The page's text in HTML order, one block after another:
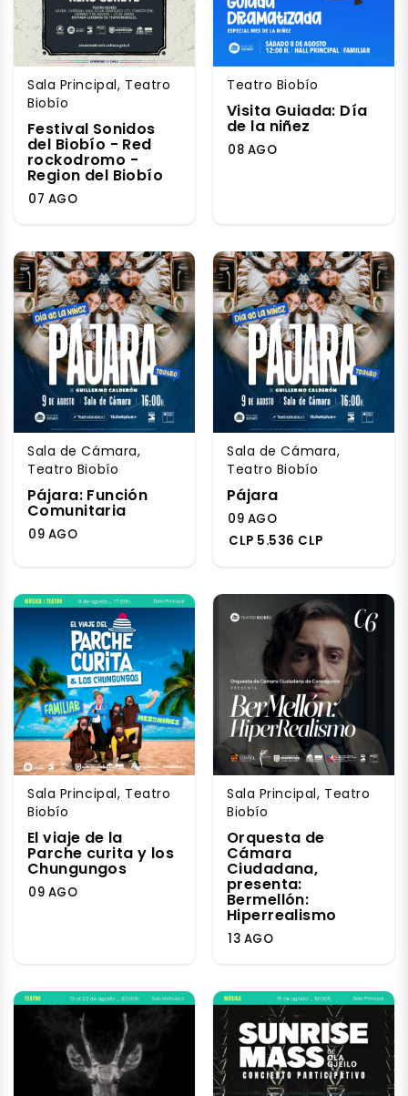
Sala Principal, Teatro
Biobío
Festival Sonidos
del Biobío - Red
rockodromo -
Region del Biobío
07 AGO
Teatro Biobío
Visita Guiada: Día
de la niñez
08 AGO
Sala de Cámara,
Teatro Biobío
Pájara: Función
Comunitaria
09 AGO
Sala de Cámara,
Teatro Biobío
Pájara
09 AGO
CLP 5.536 CLP
Sala Principal, Teatro
Biobío
El viaje de la
Parche curita y los
Chungungos
09 AGO
Sala Principal, Teatro
Biobío
Orquesta de
Cámara
Ciudadana,
presenta:
Bermellón:
Hiperrealismo
13 AGO